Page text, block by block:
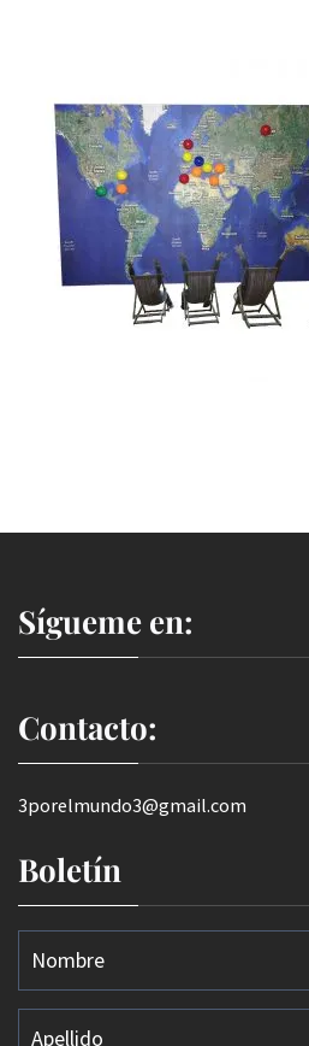
Sígueme en:
Contacto:
3porelmundo3@gmail.com
Boletín